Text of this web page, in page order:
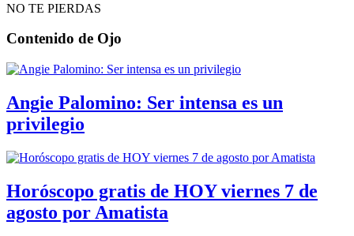
NO TE PIERDAS
Contenido de Ojo
Angie Palomino: Ser intensa es un
privilegio
Horóscopo gratis de HOY viernes 7 de
agosto por Amatista